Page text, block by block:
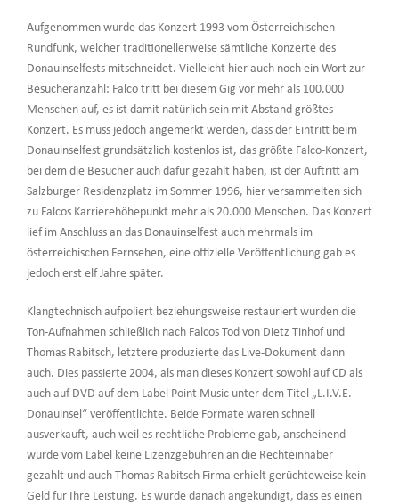
Aufgenommen wurde das Konzert 1993 vom Österreichischen
Rundfunk, welcher traditionellerweise sämtliche Konzerte des
Donauinselfests mitschneidet. Vielleicht hier auch noch ein Wort zur
Besucheranzahl: Falco tritt bei diesem Gig vor mehr als 100.000
Menschen auf, es ist damit natürlich sein mit Abstand größtes
Konzert. Es muss jedoch angemerkt werden, dass der Eintritt beim
Donauinselfest grundsätzlich kostenlos ist, das größte Falco-Konzert,
bei dem die Besucher auch dafür gezahlt haben, ist der Auftritt am
Salzburger Residenzplatz im Sommer 1996, hier versammelten sich
zu Falcos Karrierehöhepunkt mehr als 20.000 Menschen. Das Konzert
lief im Anschluss an das Donauinselfest auch mehrmals im
österreichischen Fernsehen, eine offizielle Veröffentlichung gab es
jedoch erst elf Jahre später.
Klangtechnisch aufpoliert beziehungsweise restauriert wurden die
Ton-Aufnahmen schließlich nach Falcos Tod von Dietz Tinhof und
Thomas Rabitsch, letztere produzierte das Live-Dokument dann
auch. Dies passierte 2004, als man dieses Konzert sowohl auf CD als
auch auf DVD auf dem Label Point Music unter dem Titel „L.I.V.E.
Donauinsel“ veröffentlichte. Beide Formate waren schnell
ausverkauft, auch weil es rechtliche Probleme gab, anscheinend
wurde vom Label keine Lizenzgebühren an die Rechteinhaber
gezahlt und auch Thomas Rabitsch Firma erhielt gerüchteweise kein
Geld für Ihre Leistung. Es wurde danach angekündigt, dass es einen